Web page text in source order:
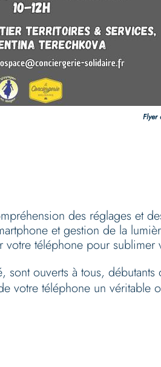
Flyer
des réglages et
et gestion de la
votre téléphone pour sublimer
ouverts à tous,
votre téléphone un véritable